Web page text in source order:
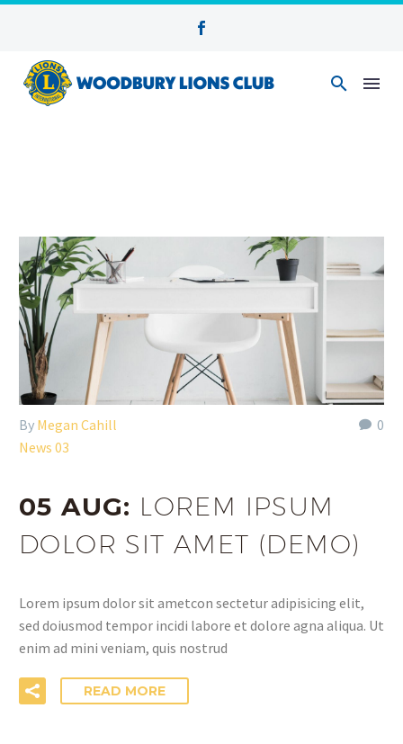
0
By Megan Cahill
News 03
05 AUG: LOREM IPSUM
DOLOR SIT AMET (DEMO)
Lorem ipsum dolor sit ametcon sectetur adipisicing elit,
sed doiusmod tempor incidi labore et dolore agna aliqua. Ut
enim ad mini veniam, quis nostrud
READ MORE